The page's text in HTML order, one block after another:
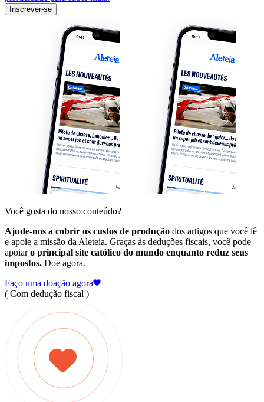
Inscrever-se
Você gosta do nosso conteúdo?
Ajude-nos a cobrir os custos de produção dos artigos que você lê
e apoie a missão da Aleteia. Graças às deduções fiscais, você pode
apoiaro principal site católico do mundo enquanto reduz seus
impostos. Doe agora.
Faço uma doação agora
( Com dedução fiscal )